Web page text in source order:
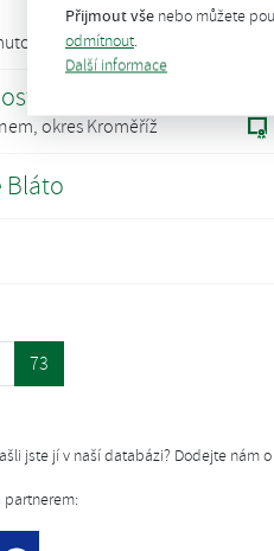
Přijmout vše nebo můžete
odmítnout.
Další informace
okres Kroměříž
Bláto
73
jste jí v naší databázi? Dodejte nám
partnerem: